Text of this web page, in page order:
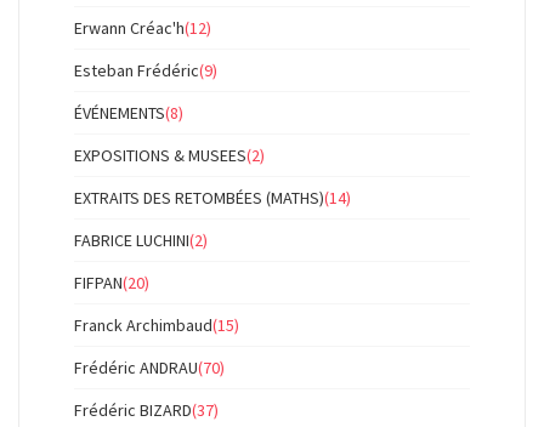
Erwann Créac'h(12)
Esteban Frédéric(9)
ÉVÉNEMENTS(8)
EXPOSITIONS & MUSEES(2)
EXTRAITS DES RETOMBÉES (MATHS)(14)
FABRICE LUCHINI(2)
FIFPAN(20)
Franck Archimbaud(15)
Frédéric ANDRAU(70)
Frédéric BIZARD(37)